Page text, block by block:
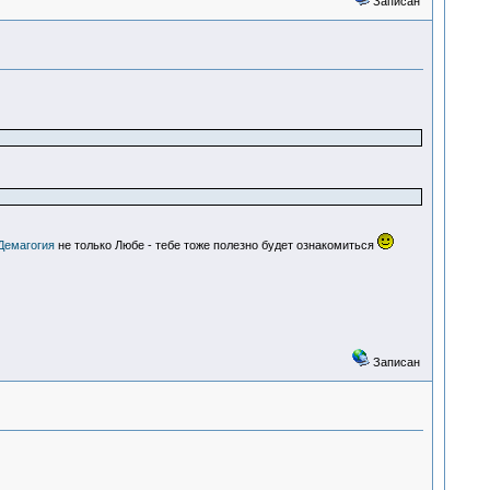
не только Любе - тебе тоже полезно будет ознакомиться
Записан